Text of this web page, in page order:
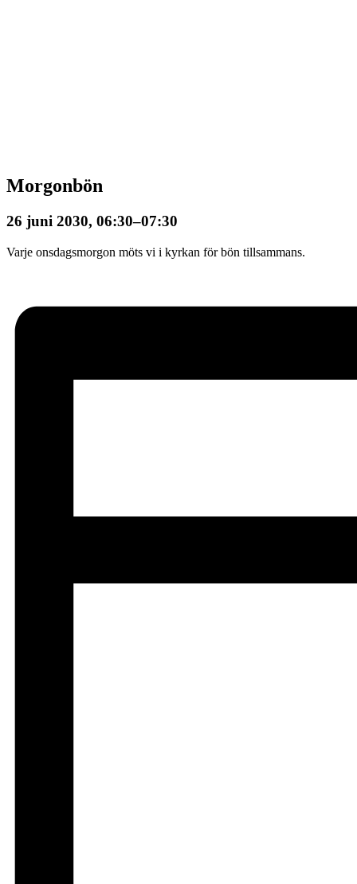
Morgonbön
26 juni 2030, 06:30–07:30
Varje onsdagsmorgon möts vi i kyrkan för bön tillsammans.